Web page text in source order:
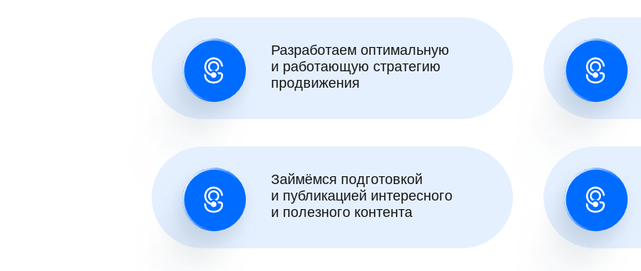
Разработаем оптимальную
и работающую стратегию
продвижения
Займёмся подготовкой
и публикацией интересного
и полезного контента